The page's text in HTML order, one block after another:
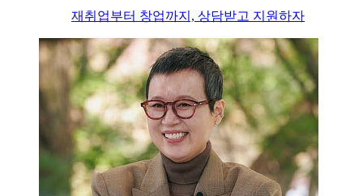
재취업부터 창업까지, 상담받고 지원하자